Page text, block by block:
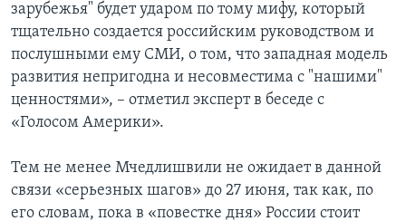
зарубежья" будет ударом по тому мифу, который
тщательно создается российским руководством и
послушными ему СМИ, о том, что западная модель
развития непригодна и несовместима с "нашими"
ценностями», – отметил эксперт в беседе с
«Голосом Америки».
Тем не менее Мчедлишвили не ожидает в данной
связи «серьезных шагов» до 27 июня, так как, по
его словам, пока в «повестке дня» России стоит